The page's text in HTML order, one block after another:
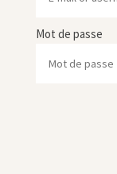
Mot de passe